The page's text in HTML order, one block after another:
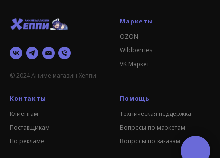
© 2024 Аниме магазин Хеппи
Маркеты
OZON
Wildberries
VK Маркет
Контакты
Клиентам
Поставщикам
По рекламе
Помощь
Техническая поддержка
Вопросы по маркетам
Вопросы по заказам